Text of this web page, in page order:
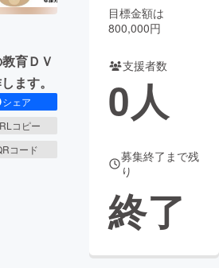
チャレンジ
地域活性化
Good
CAMPFIRE Creation
と納税
育ＤＶ
ます。
シェア
コピー
コード
目標金額は
800,000円
支援者数
0人
募集終了まで残
り
終了